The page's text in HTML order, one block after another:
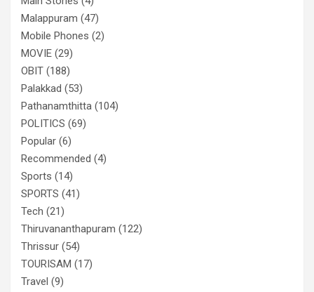
Malappuram (47)
Mobile Phones (2)
MOVIE (29)
OBIT (188)
Palakkad (53)
Pathanamthitta (104)
POLITICS (69)
Popular (6)
Recommended (4)
Sports (14)
SPORTS (41)
Tech (21)
Thiruvananthapuram (122)
Thrissur (54)
TOURISAM (17)
Travel (9)